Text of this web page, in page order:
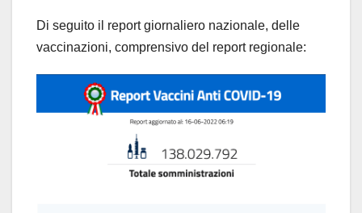
Di seguito il report giornaliero nazionale, delle
vaccinazioni, comprensivo del report regionale: